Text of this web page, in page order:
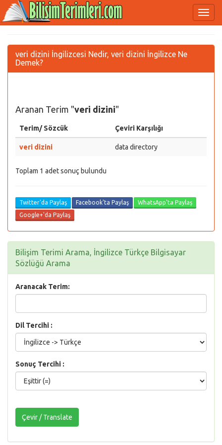
veri dizini İngilizcesi Nedir, veri dizini İngilizce Ne
Demek?
Aranan Terim "veri dizini"
Terim/ Sözcük Çeviri Karşılığı
veri dizini data directory
Toplam 1 adet sonuç bulundu
Twitter'da Paylaş Facebook'ta Paylaş
WhatsApp'ta Paylaş
Google+'da Paylaş
Bilişim Terimi Arama, İngilizce Türkçe Bilgisayar
Sözlüğü Arama
Aranacak Terim:
Dil Tercihi :
Sonuç Tercihi :